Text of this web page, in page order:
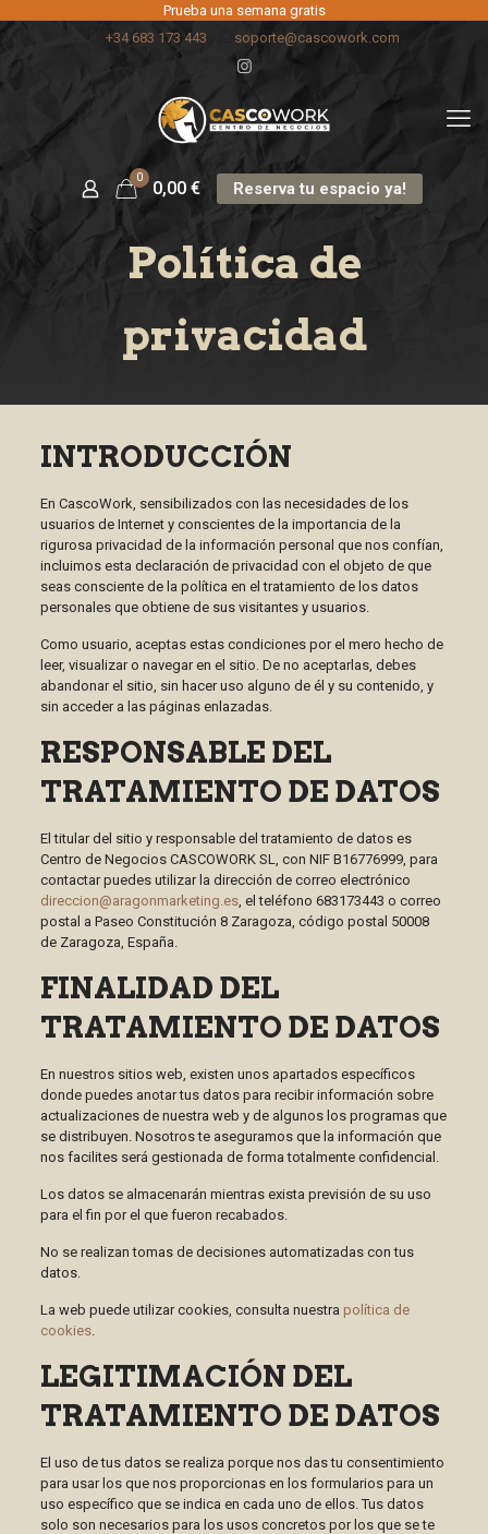
Prueba una semana gratis
+34 683 173 443
soporte@cascowork.com
0
0,00 € Reserva tu espacio ya!
Política de
privacidad
INTRODUCCIÓN
En CascoWork, sensibilizados con las necesidades de los
usuarios de Internet y conscientes de la importancia de la
rigurosa privacidad de la información personal que nos confían,
incluimos esta declaración de privacidad con el objeto de que
seas consciente de la política en el tratamiento de los datos
personales que obtiene de sus visitantes y usuarios.
Como usuario, aceptas estas condiciones por el mero hecho de
leer, visualizar o navegar en el sitio. De no aceptarlas, debes
abandonar el sitio, sin hacer uso alguno de él y su contenido, y
sin acceder a las páginas enlazadas.
RESPONSABLE DEL
TRATAMIENTO DE DATOS
El titular del sitio y responsable del tratamiento de datos es
Centro de Negocios CASCOWORK SL, con NIF B16776999, para
contactar puedes utilizar la dirección de correo electrónico
direccion@aragonmarketing.es, el teléfono 683173443 o correo
postal a Paseo Constitución 8 Zaragoza, código postal 50008
de Zaragoza, España.
FINALIDAD DEL
TRATAMIENTO DE DATOS
En nuestros sitios web, existen unos apartados específicos
donde puedes anotar tus datos para recibir información sobre
actualizaciones de nuestra web y de algunos los programas que
se distribuyen. Nosotros te aseguramos que la información que
nos facilites será gestionada de forma totalmente confidencial.
Los datos se almacenarán mientras exista previsión de su uso
para el fin por el que fueron recabados.
No se realizan tomas de decisiones automatizadas con tus
datos.
La web puede utilizar cookies, consulta nuestra política de
cookies.
LEGITIMACIÓN DEL
TRATAMIENTO DE DATOS
El uso de tus datos se realiza porque nos das tu consentimiento
para usar los que nos proporcionas en los formularios para un
uso específico que se indica en cada uno de ellos. Tus datos
solo son necesarios para los usos concretos por los que se te